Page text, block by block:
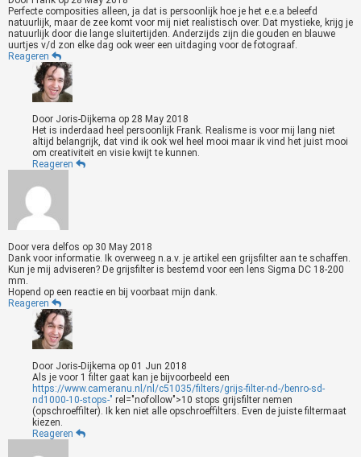
Perfecte composities alleen, ja dat is persoonlijk hoe je het e.e.a beleefd
natuurlijk, maar de zee komt voor mij niet realistisch over. Dat mystieke, krijg je
natuurlijk door die lange sluitertijden. Anderzijds zijn die gouden en blauwe
uurtjes v/d zon elke dag ook weer een uitdaging voor de fotograaf.
Reageren
Door Joris-Dijkema op 28 May 2018
Het is inderdaad heel persoonlijk Frank. Realisme is voor mij lang niet
altijd belangrijk, dat vind ik ook wel heel mooi maar ik vind het juist mooi
om creativiteit en visie kwijt te kunnen.
Reageren
Door vera delfos op 30 May 2018
Dank voor informatie. Ik overweeg n.a.v. je artikel een grijsfilter aan te schaffen.
Kun je mij adviseren? De grijsfilter is bestemd voor een lens Sigma DC 18-200
mm.
Hopend op een reactie en bij voorbaat mijn dank.
Reageren
Door Joris-Dijkema op 01 Jun 2018
Als je voor 1 filter gaat kan je bijvoorbeeld een
https://www.cameranu.nl/nl/c51035/filters/grijs-filter-nd-/benro-sd-
nd1000-10-stops-" rel="nofollow">10 stops grijsfilter nemen
(opschroeffilter). Ik ken niet alle opschroeffilters. Even de juiste filtermaat
kiezen.
Reageren